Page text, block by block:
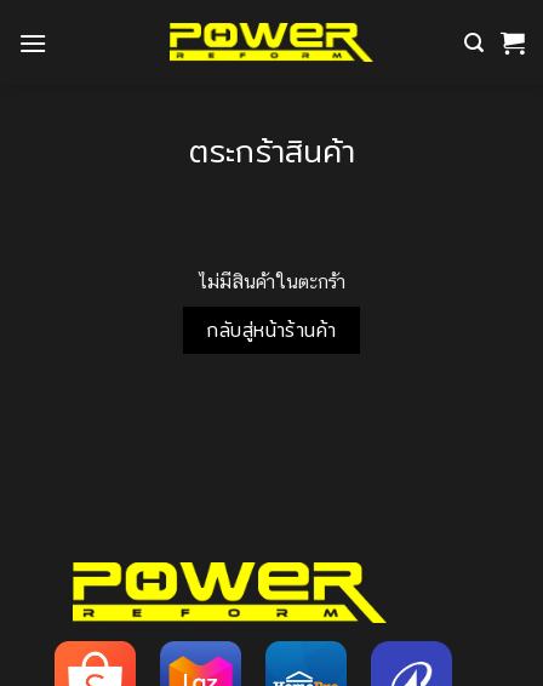
ตระกร้าสินค้า
ไม่มีสินค้าในตะกร้า
กลับสู่หน้าร้านค้า